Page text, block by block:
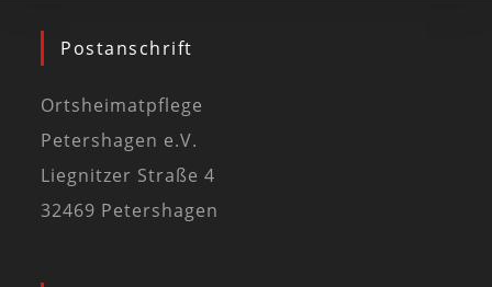
Postanschrift
Ortsheimatpflege
Petershagen e.V.
Liegnitzer Straße 4
32469 Petershagen